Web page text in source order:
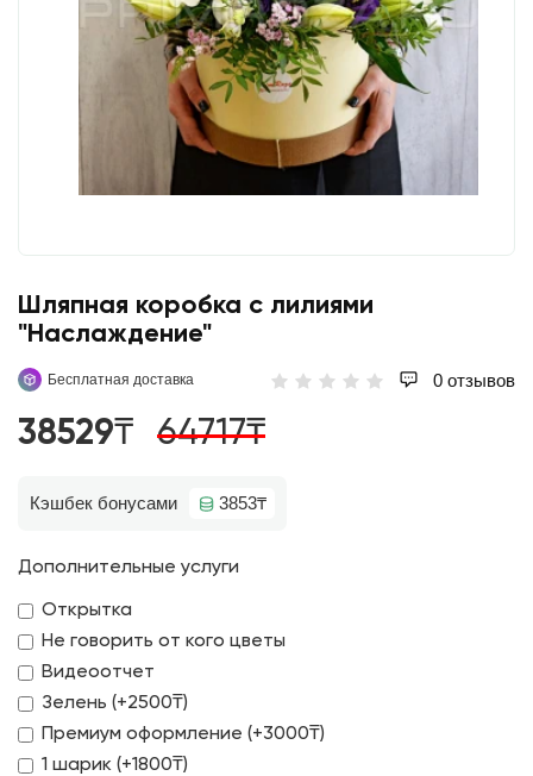
Шляпная коробка с лилиями
"Наслаждение"
Бесплатная доставка 0 отзывов
38529₸ 64717₸
Кэшбек бонусами 3853₸
Дополнительные услуги
Открытка
Не говорить от кого цветы
Видеоотчет
Зелень (+2500₸)
Премиум оформление (+3000₸)
1 шарик (+1800₸)